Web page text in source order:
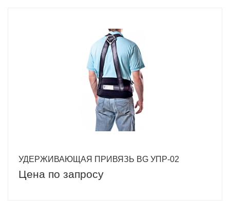
УДЕРЖИВАЮЩАЯ ПРИВЯЗЬ BG УПР-02
Цена по запросу